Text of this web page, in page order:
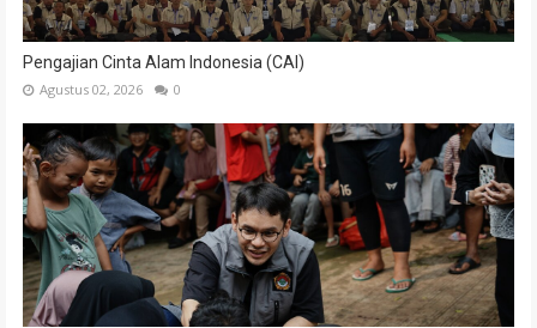
Pengajian Cinta Alam Indonesia (CAI)
Agustus 02, 2026 0